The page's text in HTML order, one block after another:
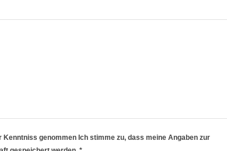
Kenntniss genommen Ich stimme zu, dass meine Angaben zur